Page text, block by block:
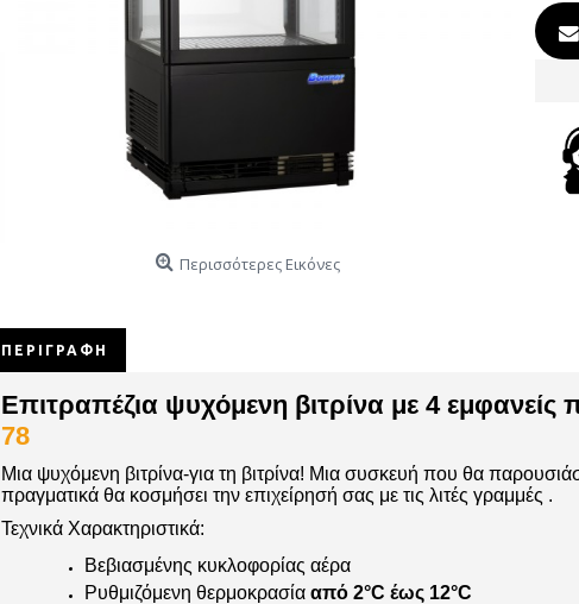
Περισσότερες Εικόνες
ΠΕΡΙΓΡΑΦΉ
Επιτραπέζια ψυχόμενη βιτρίνα με 4 εμφανείς
78
Μια ψυχόμενη βιτρίνα-για τη βιτρίνα! Μια συσκευή που θα
πραγματικά θα κοσμήσει την επιχείρησή σας με τις λιτές γραμμές .
Τεχνικά Χαρακτηριστικά:
Βεβιασμένης κυκλοφορίας αέρα
Ρυθμιζόμενη θερμοκρασία από 2°C έως 12°C